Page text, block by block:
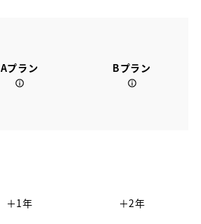
Aプラン Bプラン
＋1年 ＋2年